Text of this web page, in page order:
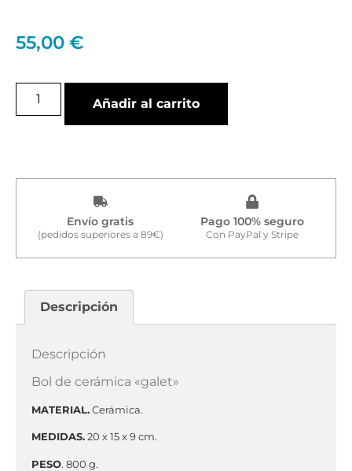
55,00 €
Añadir al carrito
Envío gratis
(pedidos superiores a 89€)
Pago 100% seguro
Con PayPal y Stripe
Descripción
Descripción
Bol de cerámica «galet»
MATERIAL.Cerámica.
MEDIDAS.20 x 15 x 9 cm.
PESO. 800 g.